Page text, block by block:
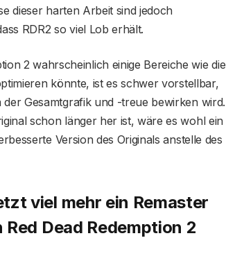
dieser harten Arbeit sind jedoch
RDR2 so viel Lob erhält.
2 wahrscheinlich einige Bereiche wie die
könnte, ist es schwer vorstellbar,
Gesamtgrafik und -treue bewirken wird.
schon länger her ist, wäre es wohl ein
Version des Originals anstelle des
viel mehr ein Remaster
Dead Redemption 2